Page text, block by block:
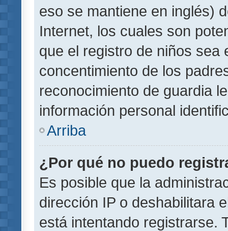
eso se mantiene en inglés)
Internet, los cuales son
que el registro de niños sea
concentimiento de los
reconocimiento de guardia
información personal
Arriba
¿Por qué no puedo
Es posible que la
dirección IP o deshabilitara
está intentando registrarse.